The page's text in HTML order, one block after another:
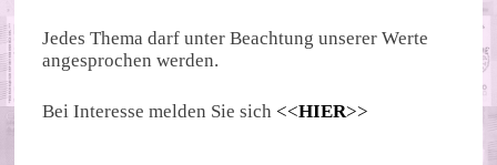
Jedes Thema darf unter Beachtung unserer Werte
angesprochen werden.
Bei Interesse melden Sie sich <<HIER>>